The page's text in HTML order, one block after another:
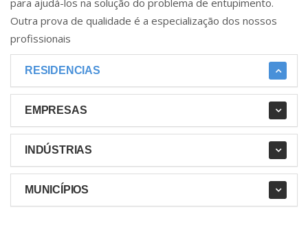
para ajudá-los na solução do problema de entupimento.
Outra prova de qualidade é a especialização dos nossos
profissionais
RESIDENCIAS
EMPRESAS
INDÚSTRIAS
MUNICÍPIOS